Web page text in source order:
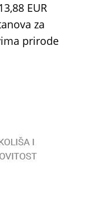
EUR
za
prirode